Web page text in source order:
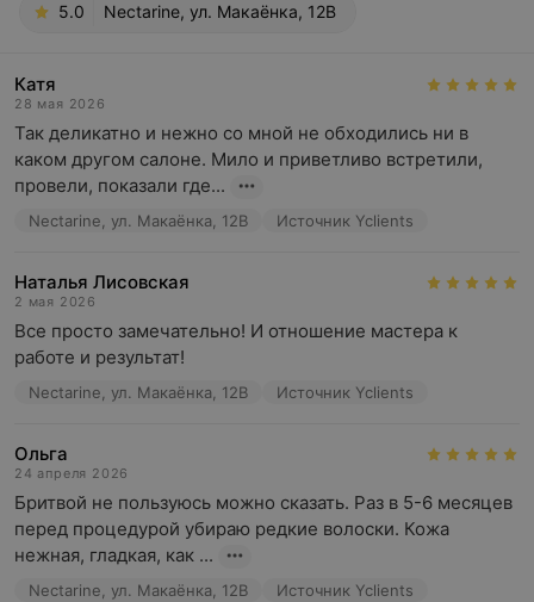
5.0 Nectarine, ул. Макаёнка, 12В
Катя
28 мая 2026
Так деликатно и нежно со мной не обходились ни в
каком другом салоне. Мило и приветливо встретили,
провели, показали где...
Nectarine, ул. Макаёнка, 12В Источник Yclients
Наталья Лисовская
2 мая 2026
Все просто замечательно! И отношение мастера к
работе и результат!
Nectarine, ул. Макаёнка, 12В Источник Yclients
Ольга
24 апреля 2026
Бритвой не пользуюсь можно сказать. Раз в 5-6 месяцев
перед процедурой убираю редкие волоски. Кожа
нежная, гладкая, как ...
Nectarine, ул. Макаёнка, 12В Источник Yclients